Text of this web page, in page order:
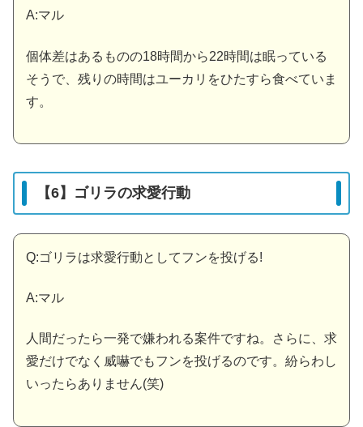
A:マル
個体差はあるものの18時間から22時間は眠っている
そうで、残りの時間はユーカリをひたすら食べていま
す。
【6】ゴリラの求愛行動
Q:ゴリラは求愛行動としてフンを投げる!
A:マル
人間だったら一発で嫌われる案件ですね。さらに、求
愛だけでなく威嚇でもフンを投げるのです。紛らわし
いったらありません(笑)